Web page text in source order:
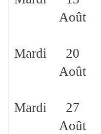
Août
Mardi
20
Août
Mardi
27
Août